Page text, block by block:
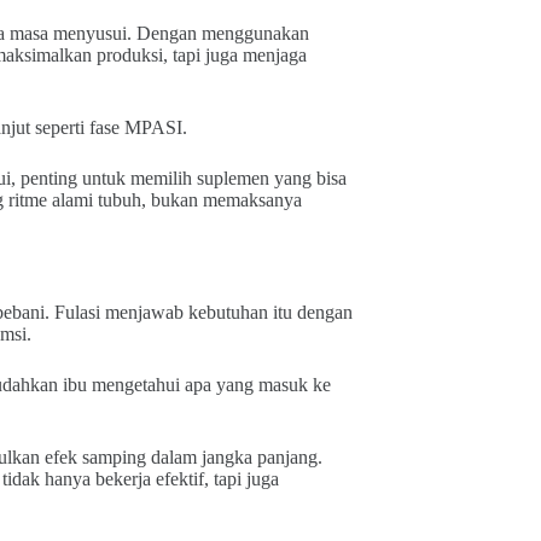
menyusui. Dengan menggunakan
produksi, tapi juga menjaga
seperti fase MPASI.
penting untuk memilih suplemen yang bisa
alami tubuh, bukan memaksanya
Fulasi menjawab kebutuhan itu dengan
ibu mengetahui apa yang masuk ke
efek samping dalam jangka panjang.
hanya bekerja efektif, tapi juga